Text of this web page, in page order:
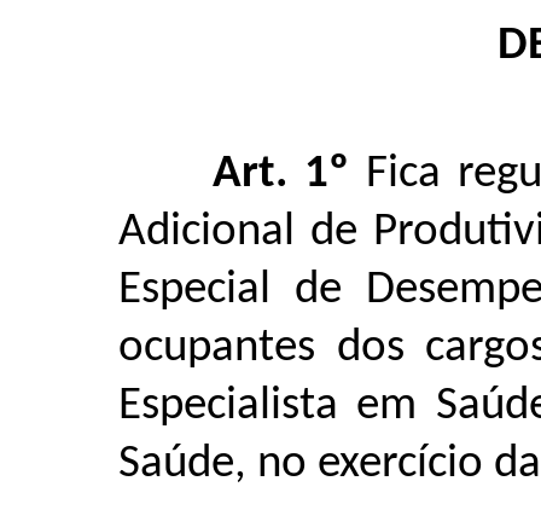
Art. 1º Fica
Adicional de
Especial de
ocupantes dos
Especialista em
Saúde, no exercício